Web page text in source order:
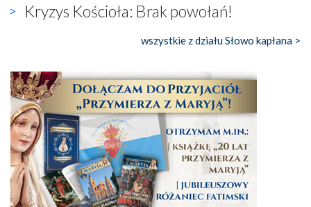
Kryzys Kościoła: Brak powołań!
wszystkie z działu Słowo kapłana >